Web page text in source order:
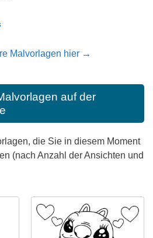
Malvorlagen hier →
auf der
die Sie in diesem Moment
(nach Anzahl der Ansichten und